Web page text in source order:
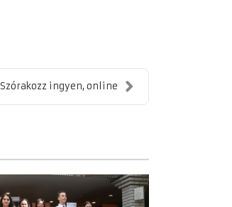
Szórakozz ingyen, online